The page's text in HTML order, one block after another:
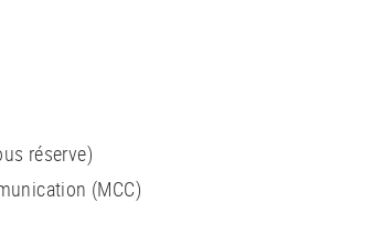
réserve)
(MCC)